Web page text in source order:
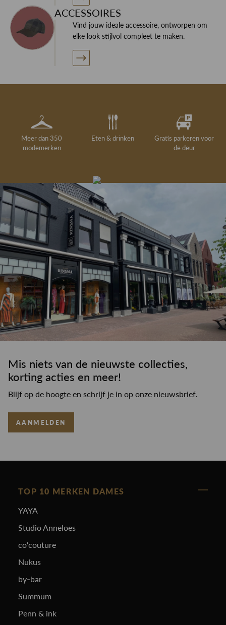
ACCESSOIRES
Vind jouw ideale accessoire, ontworpen om
elke look stijlvol compleet te maken.
Meer dan 350
modemerken
Eten & drinken
Gratis parkeren voor
de deur
drankje
Gratis retourneren in
de winkel
Deskundig
kledingadvies
winkeloppervlak
Mis niets van de nieuwste collecties,
korting acties en meer!
Blijf op de hoogte en schrijf je in op onze nieuwsbrief.
AANMELDEN
TOP 10 MERKEN DAMES
YAYA
Studio Anneloes
co'couture
Nukus
by-bar
Summum
Penn & ink